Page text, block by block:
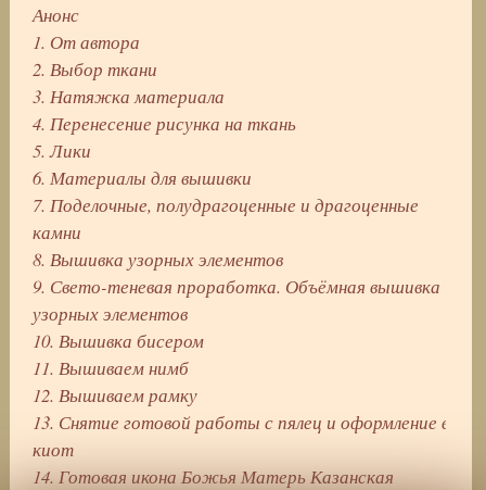
Анонс
1. От автора
2. Выбор ткани
3. Натяжка материала
4. Перенесение рисунка на ткань
5. Лики
6. Материалы для вышивки
7. Поделочные, полудрагоценные и драгоценные
камни
8. Вышивка узорных элементов
9. Свето-теневая проработка. Объёмная вышивка
узорных элементов
10. Вышивка бисером
11. Вышиваем нимб
12. Вышиваем рамку
13. Снятие готовой работы с пялец и оформление в
киот
14. Готовая икона Божья Матерь Казанская